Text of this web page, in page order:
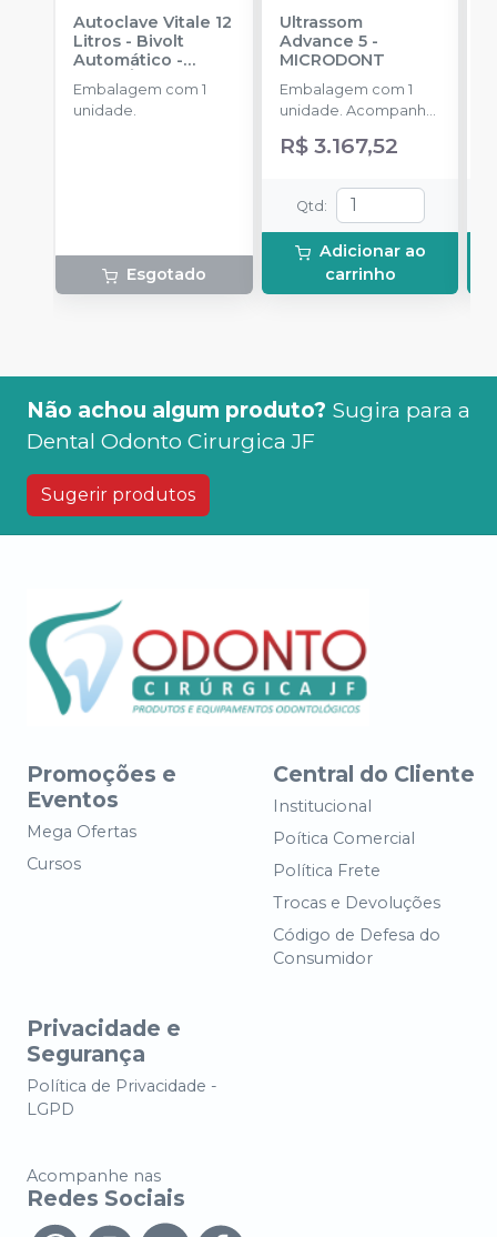
Autoclave Vitale 12
Litros - Bivolt
Automático -
CRISTÓFOLI
Embalagem com 1
unidade.
Esgotado
Ultrassom
Advance 5-
MICRODONT
Embalagem com 1
unidade. Acompanha
um conjunto de cinco
pontas inclusas no kit:
G2, 1 ponta G4 e 1
ponta P1.
R$ 3.167,52
Qtd :
Adicionar ao
carrinho
Não achou algum produto? Sugira para a
Dental Odonto Cirurgica JF
Sugerir produtos
Promoções e
Eventos
Mega Ofertas
Cursos
Central do Cliente
Institucional
Poítica Comercial
Política Frete
Trocas e Devoluções
Código de Defesa do
Consumidor
Privacidade e
Segurança
Política de Privacidade -
LGPD
Acompanhe nas
Redes Sociais